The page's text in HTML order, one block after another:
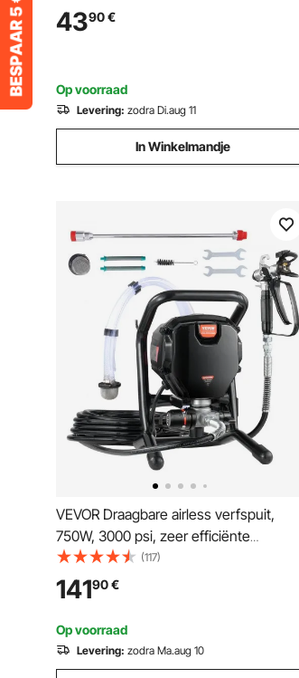
psi instelbaar, 60 psi, 1/2" MNPT-
aansluiting, voor campers, jachten,
4390€
Op voorraad
Levering: zodra Di.aug 11
In Winkelmandje
VEVOR Draagbare airless verfspuit,
750W, 3000 psi, zeer efficiënte
elektrische spuit, verfspuiten
Spuitverfmachine Hogedruk airless
verfspuitsysteem met 7.6 m slanglengte
(117)
14190€
Op voorraad
Levering: zodra Ma.aug 10